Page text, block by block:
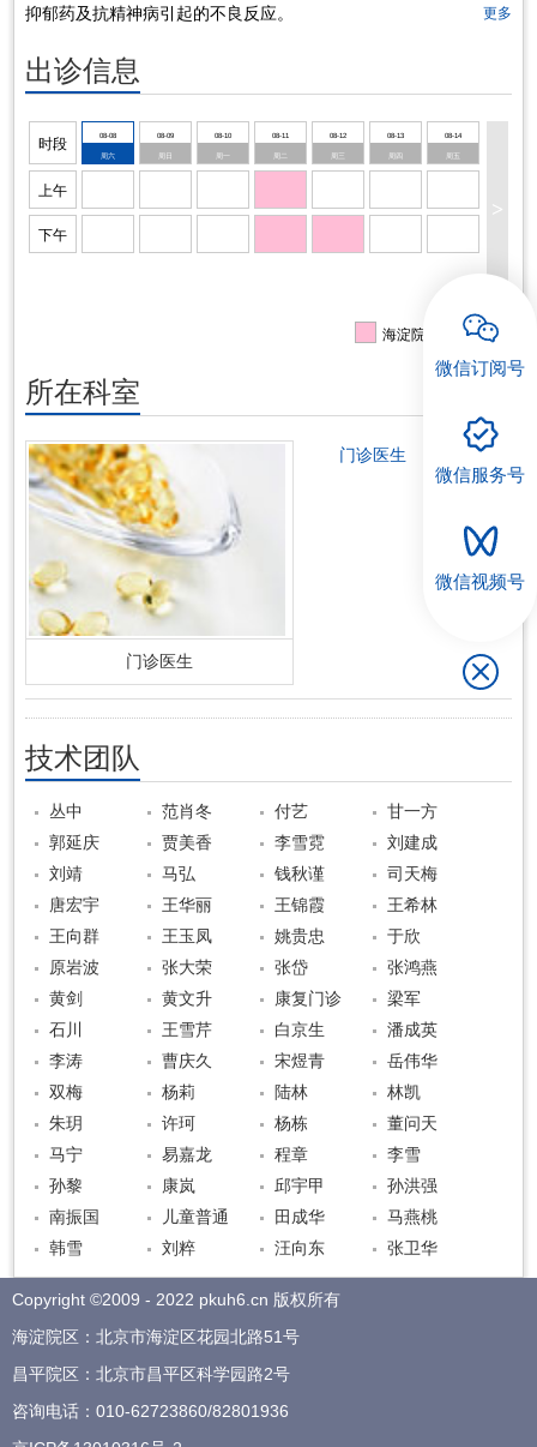
抑郁药及抗精神病引起的不良反应。
更多
出诊信息
时段
上午
下午
08-08
周六
08-09
周日
08-10
周一
08-11 08-12
周三
08-13
周四
08-14
周五
>
海淀院区出诊信息
所在科室
门诊医生
门诊医生
技术团队
丛中 范肖冬 付艺
甘一方
郭延庆
贾美香 李雪霓
刘建成
刘靖
马弘 钱秋谨
司天梅
唐宏宇
王华丽 王锦霞
王希林
王向群
王玉凤 姚贵忠
于欣
原岩波
张大荣 张岱
张鸿燕
黄剑
黄文升 康复门诊
梁军
石川
王雪芹 白京生
潘成英
李涛
曹庆久 宋煜青
岳伟华
双梅
杨莉 陆林
林凯
朱玥
许珂 杨栋
董问天
马宁
易嘉龙 程章
李雪
孙黎
康岚 邱宇甲
孙洪强
南振国
儿童普通 田成华
马燕桃
韩雪
刘粹 汪向东 张卫华
Copyright ©2009 - 2022 pkuh6.cn 版权所有
海淀院区：北京市海淀区花园北路51号
昌平院区：北京市昌平区科学园路2号
咨询电话： 010-62723860/82801936
微信订阅号
微信服务号
微信视频号